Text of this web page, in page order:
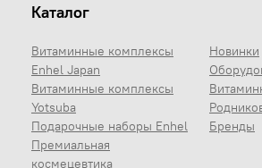
Каталог
Витаминные комплексы
Enhel Japan
Витаминные комплексы
Yotsuba
Подарочные наборы Enhel
Премиальная
космецевтика
Новинки
Бренды